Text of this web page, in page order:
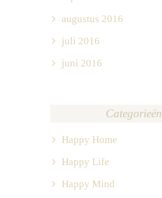
augustus 2016
juli 2016
juni 2016
Categorieën
Happy Home
Happy Life
Happy Mind